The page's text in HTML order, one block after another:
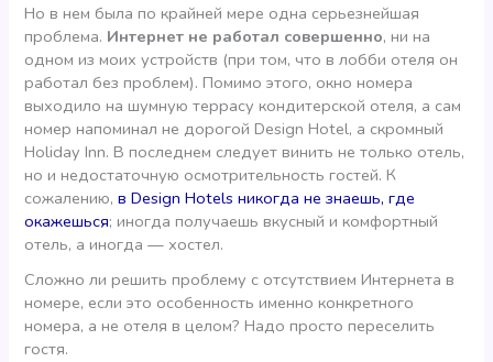
Но в нем была по крайней мере одна серьезнейшая
проблема. Интернет не работал совершенно, ни на
одном из моих устройств (при том, что в лобби отеля он
работал без проблем). Помимо этого, окно номера
выходило на шумную террасу кондитерской отеля, а сам
номер напоминал не дорогой Design Hotel, а скромный
Holiday Inn. В последнем следует винить не только отель,
но и недостаточную осмотрительность гостей. К
сожалению,в Design Hotels никогда не знаешь, где
окажешься; иногда получаешь вкусный и комфортный
отель, а иногда — хостел.
Сложно ли решить проблему с отсутствием Интернета в
номере, если это особенность именно конкретного
номера, а не отеля в целом? Надо просто переселить
гостя.